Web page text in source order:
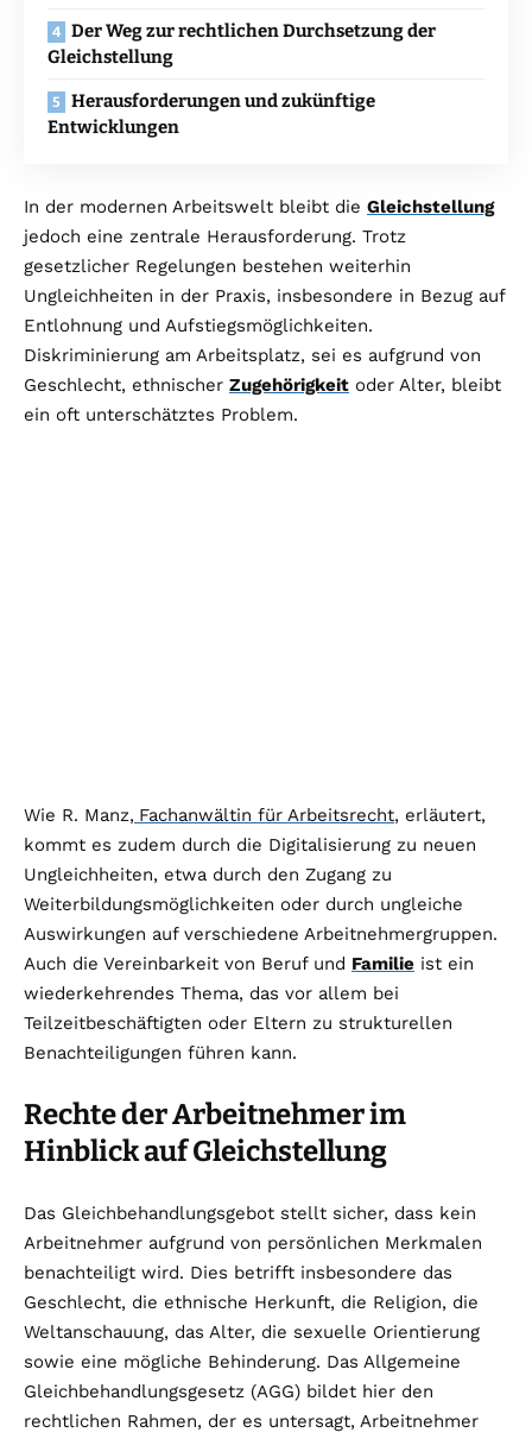
Der Weg zur rechtlichen Durchsetzung der
Gleichstellung
Herausforderungen und zukünftige
Entwicklungen
In der modernen Arbeitswelt bleibt die Gleichstellung
jedoch eine zentrale Herausforderung. Trotz
gesetzlicher Regelungen bestehen weiterhin
Ungleichheiten in der Praxis, insbesondere in Bezug auf
Entlohnung und Aufstiegsmöglichkeiten.
Diskriminierung am Arbeitsplatz, sei es aufgrund von
Geschlecht, ethnischer Zugehörigkeit oder Alter, bleibt
ein oft unterschätztes Problem.
Wie R. Manz, Fachanwältin für Arbeitsrecht, erläutert,
kommt es zudem durch die Digitalisierung zu neuen
Ungleichheiten, etwa durch den Zugang zu
Weiterbildungsmöglichkeiten oder durch ungleiche
Auswirkungen auf verschiedene Arbeitnehmergruppen.
Auch die Vereinbarkeit von Beruf und Familie ist ein
wiederkehrendes Thema, das vor allem bei
Teilzeitbeschäftigten oder Eltern zu strukturellen
Benachteiligungen führen kann.
Rechte der Arbeitnehmer im
Hinblick auf Gleichstellung
Das Gleichbehandlungsgebot stellt sicher, dass kein
Arbeitnehmer aufgrund von persönlichen Merkmalen
benachteiligt wird. Dies betrifft insbesondere das
Geschlecht, die ethnische Herkunft, die Religion, die
Weltanschauung, das Alter, die sexuelle Orientierung
sowie eine mögliche Behinderung. Das Allgemeine
Gleichbehandlungsgesetz (AGG) bildet hier den
rechtlichen Rahmen, der es untersagt, Arbeitnehmer